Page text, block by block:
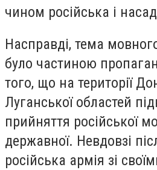
чином російська і
Насправді, тема
було частиною
того, що на території
Луганської областей
прийняття російської
державної. Невдовзі
російська армія зі